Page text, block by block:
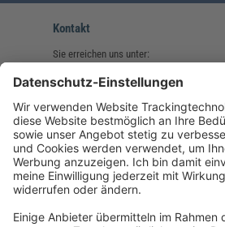
Kontakt
Sie erreichen uns unter:
(08233) 38 11 23
service@forum-verlag.com
Mo-Do 07:30 - 17:00 Uhr
Fr 07:30 - 15:00 Uhr
Folgen Sie uns